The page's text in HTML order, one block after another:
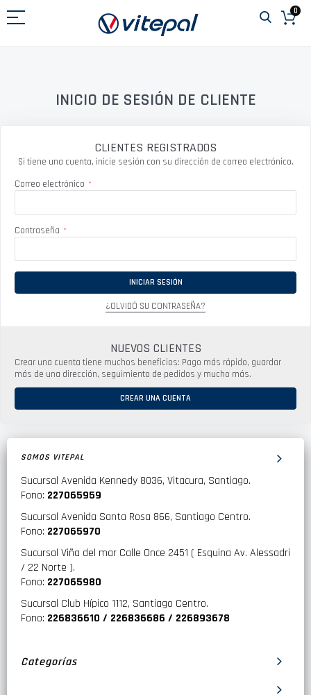
al
0
INICIO DE SESIÓN DE CLIENTE
CLIENTES REGISTRADOS
Si tiene una cuenta, inicie sesión con su dirección de correo electrónico.
Correo electrónico
Contraseña
INICIAR SESIÓN
¿OLVIDÓ SU CONTRASEÑA?
NUEVOS CLIENTES
Crear una cuenta tiene muchos beneficios: Pago más rápido, guardar
más de una dirección, seguimiento de pedidos y mucho más.
CREAR UNA CUENTA
SOMOS VITEPAL
Sucursal Avenida Kennedy 8036, Vitacura, Santiago.
Fono: 227065959
Sucursal Avenida Santa Rosa 866, Santiago Centro.
Fono: 227065970
Sucursal Viña del mar Calle Once 2451 ( Esquina Av. Alessadri
/ 22 Norte ).
Fono: 227065980
Sucursal Club Hípico 1112, Santiago Centro.
Fono: 226836610 / 226836686 / 226893678
Categorías